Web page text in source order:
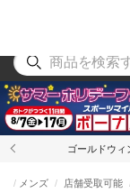
ゴールドウィ
メンズ 店舗受取可能